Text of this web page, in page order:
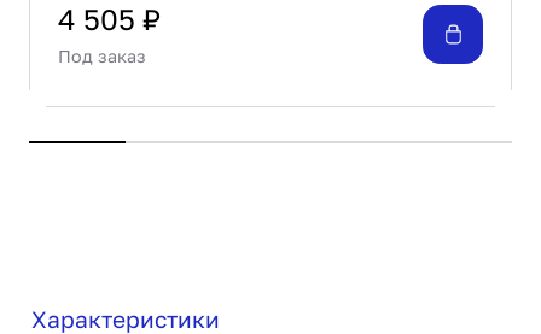
4 505 ₽
Под заказ
Характеристики